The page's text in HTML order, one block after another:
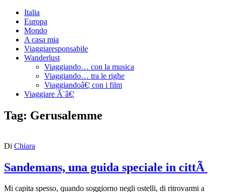
Italia
Europa
Mondo
A casa mia
Viaggiaresponsabile
Wanderlust
Viaggiando… con la musica
Viaggiando… tra le righe
Viaggiandoâ€¦ con i film
Viaggiare Ã¨â€¦
Tag: Gerusalemme
Di Chiara
Sandemans, una guida speciale in cittÃ
Mi capita spesso, quando soggiorno negli ostelli, di ritrovarmi a